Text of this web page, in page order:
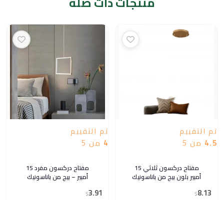
تم التقييم
4.5 من 5
مفتاح دركسون ثلاثي 15
أمبير بلون بيج من باناسونيك
$8.13
تم التقييم
4 من 5
مفتاح دركسون مفرد 15
أمبير – بيج من باناسونيك
$3.91